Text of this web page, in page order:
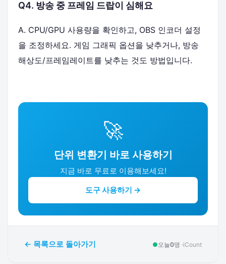
Q4. 방송 중 프레임 드랍이 심해요
A. CPU/GPU 사용량을 확인하고, OBS 인코더 설정
을 조정하세요. 게임 그래픽 옵션을 낮추거나, 방송
해상도/프레임레이트를 낮추는 것도 방법입니다.
🚀
단위 변환기 바로 사용하기
지금 바로 무료로 이용해보세요!
도구 사용하기 →
← 목록으로 돌아가기 ● 오늘0명 ·iCount